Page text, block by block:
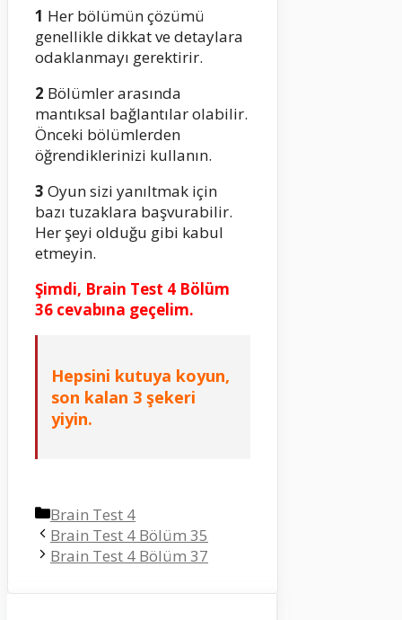
1 Her bölümün çözümü
genellikle dikkat ve detaylara
odaklanmayı gerektirir.
2 Bölümler arasında
mantıksal bağlantılar olabilir.
Önceki bölümlerden
öğrendiklerinizi kullanın.
3 Oyun sizi yanıltmak için
bazı tuzaklara başvurabilir.
Her şeyi olduğu gibi kabul
etmeyin.
Şimdi, Brain Test 4 Bölüm
36 cevabına geçelim.
Hepsini kutuya koyun,
son kalan 3 şekeri
yiyin.
Kategoriler
Brain Test 4
Brain Test 4 Bölüm 35
Brain Test 4 Bölüm 37